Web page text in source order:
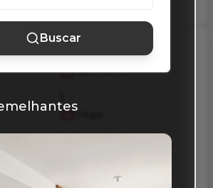
Buscar
2
Banheiros
Vaga